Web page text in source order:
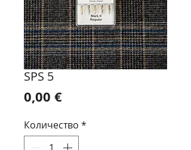
SPS 5
0,00 €Цена
Количество *